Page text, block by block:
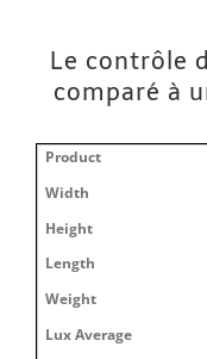
Le contrôle
comparé à